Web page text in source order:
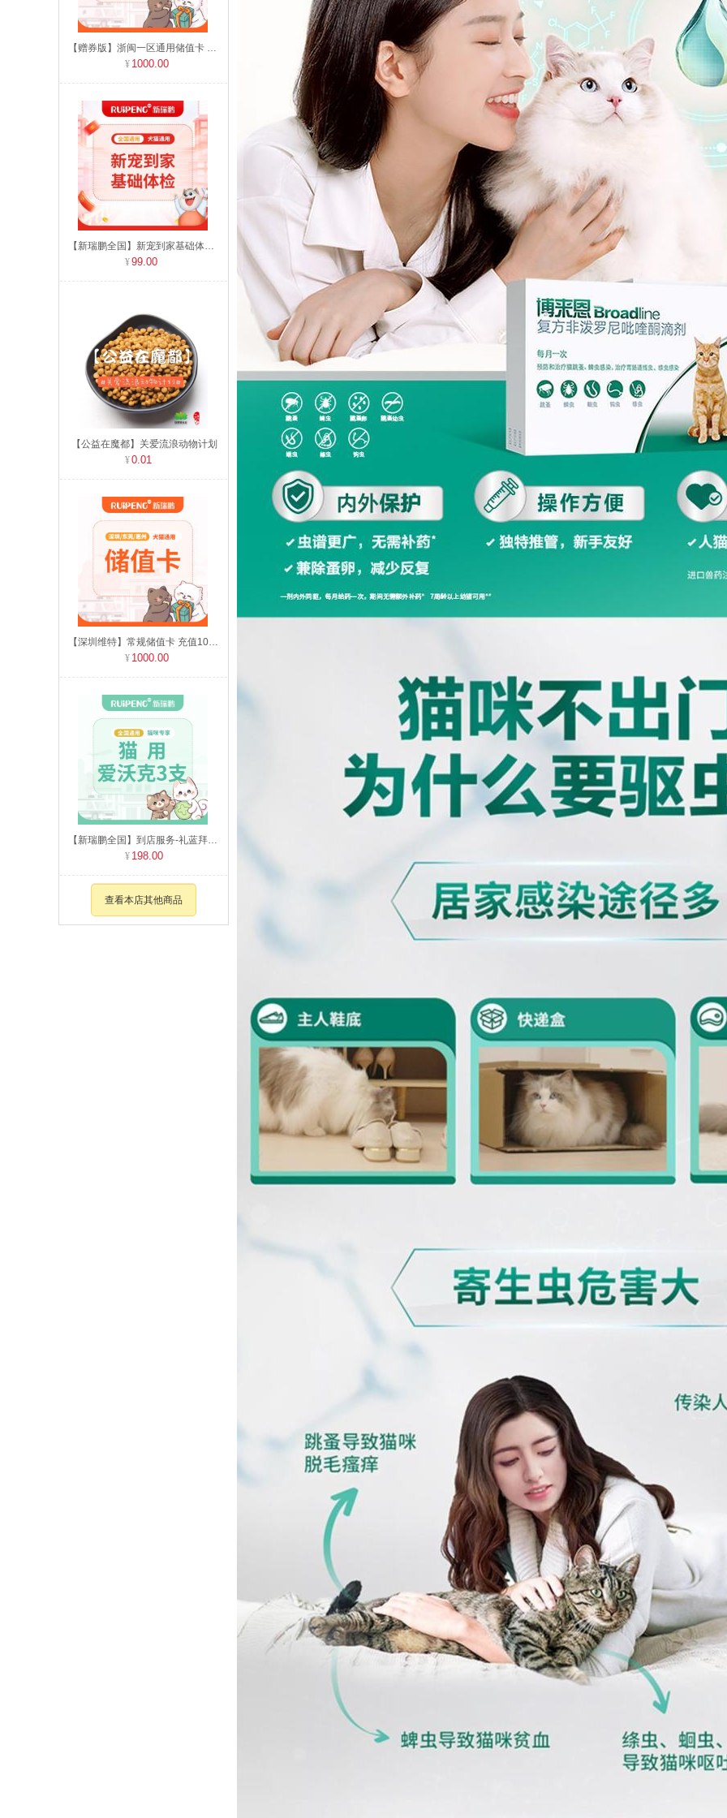
【赠券版】浙闽一区通用储值卡 充值1000送60
1000.00
【新瑞鹏全国】新宠到家基础体检 犬猫通用
99.00
【公益在魔都】关爱流浪动物计划
0.01
【深圳维特】常规储值卡 充值1000元送60元
1000.00
【新瑞鹏全国】到店服务-礼蓝拜耳爱沃克整盒（猫用） 0-4kg
198.00
查看本店其他商品